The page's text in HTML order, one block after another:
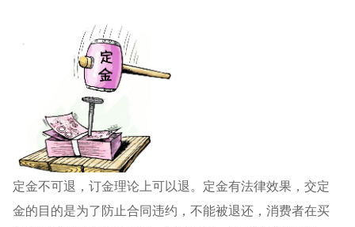
定金不可退，订金理论上可以退。定金有法律效果，交定
金的目的是为了防止合同违约，不能被退还，消费者在买